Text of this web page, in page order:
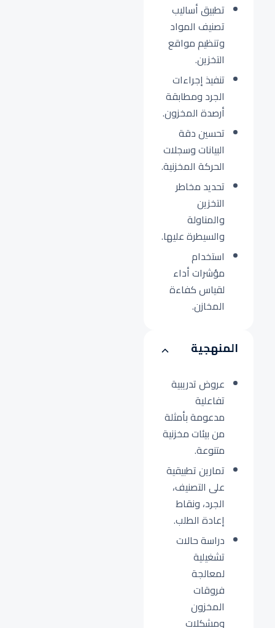
تطبيق أساليب
تصنيف المواد
وتنظيم مواقع
التخزين.
تنفيذ إجراءات
الجرد ومطابقة
أرصدة المخزون.
تحسين دقة
البيانات وسجلات
الحركة المخزنية.
تحديد مخاطر
التخزين
والمناولة
والسيطرة عليها.
استخدام
مؤشرات أداء
لقياس كفاءة
المخازن.
المنهجية
عروض تدريبية
تفاعلية
مدعومة بأمثلة
من بيئات مخزنية
متنوعة.
تمارين تطبيقية
على التصنيف،
الجرد، ونقاط
إعادة الطلب.
دراسة حالات
تشغيلية
لمعالجة
فروقات
المخزون
ومشكلات